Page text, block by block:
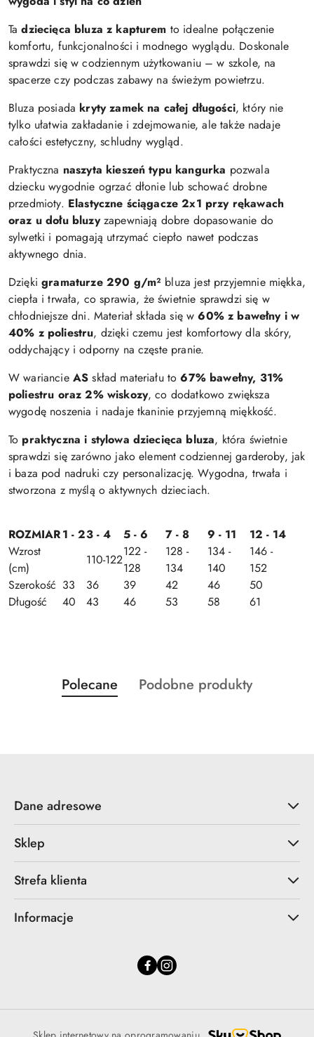
Tadziecięca bluza z kapturem to idealne połączenie
komfortu, funkcjonalności i modnego wyglądu. Doskonale
sprawdzi się w codziennym użytkowaniu – w szkole, na
spacerze czy podczas zabawy na świeżym powietrzu.
Bluza posiada kryty zamek na całej długości, który nie
tylko ułatwia zakładanie i zdejmowanie, ale także nadaje
całości estetyczny, schludny wygląd.
Praktyczna naszyta kieszeń typu kangurka pozwala
dziecku wygodnie ogrzać dłonie lub schować drobne
przedmioty. Elastyczne ściągacze 2x1 przy rękawach
oraz u dołu bluzyzapewniają dobre dopasowanie do
sylwetki i pomagają utrzymać ciepło nawet podczas
aktywnego dnia.
Dziękigramaturze 290 g/m² bluza jest przyjemnie miękka,
ciepła i trwała, co sprawia, że świetnie sprawdzi się w
chłodniejsze dni. Materiał składa się w60% z bawełny i w
40% z poliestru, dzięki czemu jest komfortowy dla skóry,
oddychający i odporny na częste pranie.
W wariancie AS skład materiału to67% bawełny, 31%
poliestru oraz 2% wiskozy, co dodatkowo zwiększa
wygodę noszenia i nadaje tkaninie przyjemną miękkość.
To praktyczna i stylowa dziecięca bluza, która świetnie
sprawdzi się zarówno jako element codziennej garderoby, jak
i baza pod nadruki czy personalizację. Wygodna, trwała i
stworzona z myślą o aktywnych dzieciach.
ROZMIAR1 - 23 - 4 5 - 6 7 - 8 9 - 11
12 - 14
Wzrost
(cm)
110-122
122 -
128
128 -
134
134 -
140
146 -
152
Szerokość 33 36 39 42 46
50
Długość
40 43 46 53 58 61
Pomiń karuzelę produktów
Produkty
o
Polecane
Produkty
Podobne produkty
Dane adresowe
Sklep
Strefa klienta
Informacje